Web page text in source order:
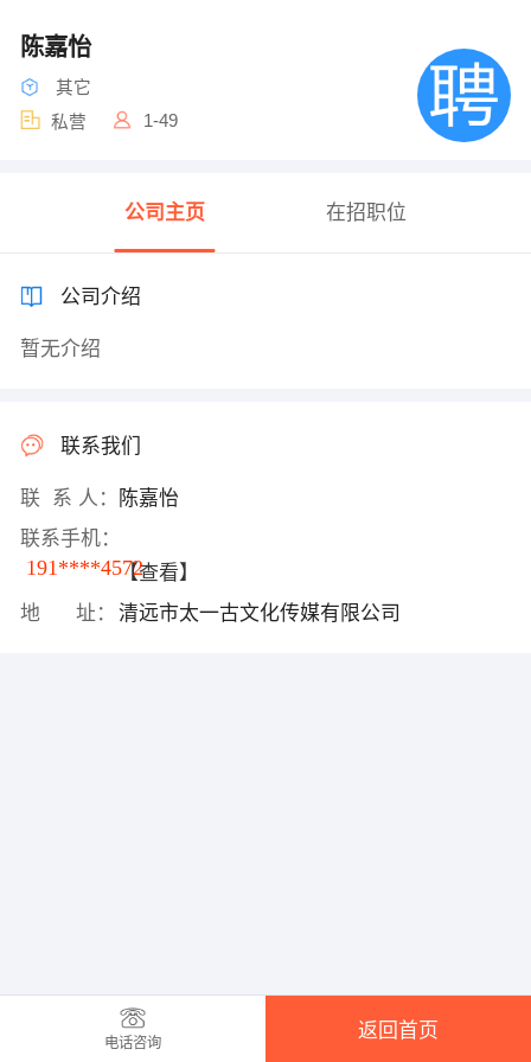
陈嘉怡
其它
私营
1-49
公司主页 在招职位
公司介绍
暂无介绍
联系我们
联 系 人：
陈嘉怡
联系手机：
191****4572【查看】
地 址：
清远市太一古文化传媒有限公司
电话咨询
返回首页